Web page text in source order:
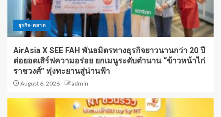
ธุรกิจ-ตลาด
AirAsia X SEE FAH พันธมิตรทางธุรกิจยาวนานกว่า 20 ปี
ต่อยอดเสิร์ฟความอร่อย ยกเมนูระดับตำนาน “ข้าวหน้าไก่
ราชวงศ์” พุ่งทะยานสู่น่านฟ้า
August 6, 2026 admin